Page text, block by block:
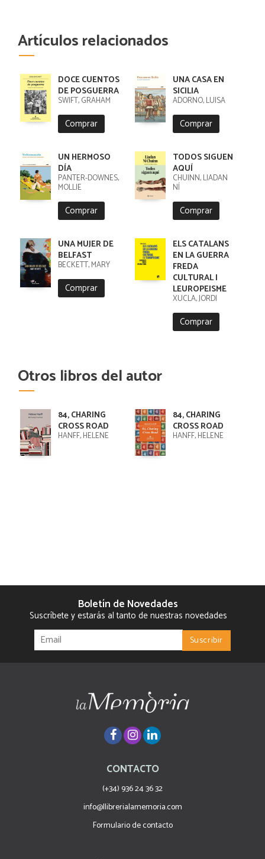
Artículos relacionados
DOCE CUENTOS
DE POSGUERRA
SWIFT, GRAHAM
Comprar
UNA CASA EN
SICILIA
ADORNO, LUISA
Comprar
UN HERMOSO
DÍA
PANTER-DOWNES,
MOLLIE
Comprar
TODOS SIGUEN
AQUÍ
CHUINN, LIADAN
NÍ
Comprar
UNA MUJER DE
BELFAST
BECKETT, MARY
Comprar
ELS CATALANS
EN LA GUERRA
FREDA
CULTURAL I
LEUROPEISME
XUCLA, JORDI
Comprar
Otros libros del autor
84, CHARING
CROSS ROAD
HANFF, HELENE
84, CHARING
CROSS ROAD
HANFF, HELENE
Boletín de Novedades
Suscríbete y estarás al tanto de nuestras novedades
CONTACTO
(+34) 936 24 36 32
info@llibrerialamemoria.com
Formulario de contacto